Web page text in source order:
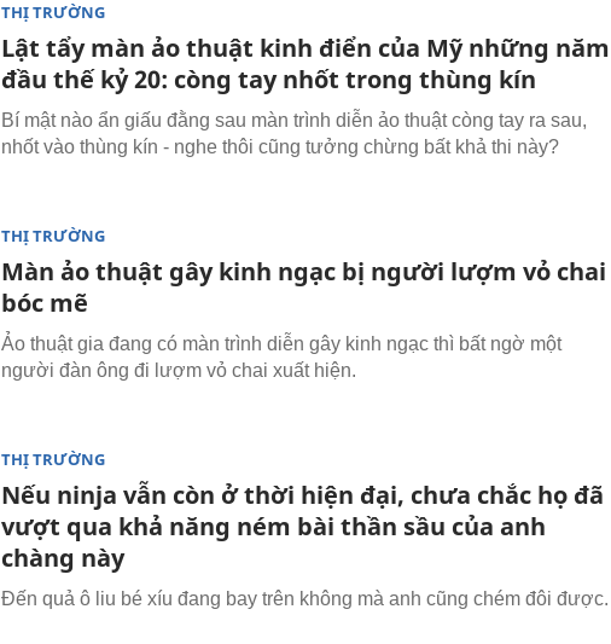
THỊ TRƯỜNG
Lật tẩy màn ảo thuật kinh điển của Mỹ những năm
đầu thế kỷ 20: còng tay nhốt trong thùng kín
Bí mật nào ẩn giấu đằng sau màn trình diễn ảo thuật còng tay ra sau,
nhốt vào thùng kín - nghe thôi cũng tưởng chừng bất khả thi này?
THỊ TRƯỜNG
Màn ảo thuật gây kinh ngạc bị người lượm vỏ chai
bóc mẽ
Ảo thuật gia đang có màn trình diễn gây kinh ngạc thì bất ngờ một
người đàn ông đi lượm vỏ chai xuất hiện.
THỊ TRƯỜNG
Nếu ninja vẫn còn ở thời hiện đại, chưa chắc họ đã
vượt qua khả năng ném bài thần sầu của anh
chàng này
Đến quả ô liu bé xíu đang bay trên không mà anh cũng chém đôi được.